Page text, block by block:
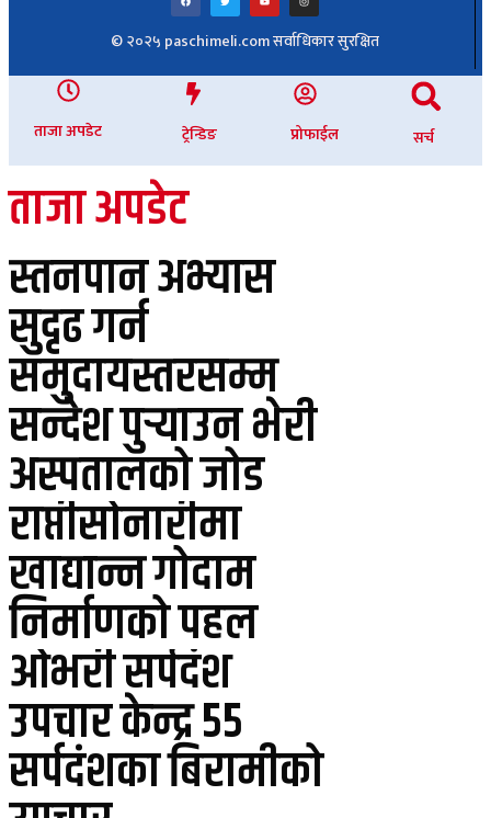
© २०२५ paschimeli.com सर्वाधिकार सुरक्षित
ताजा अपडेट ट्रेन्डिङ प्रोफाईल सर्च
ताजा अपडेट
स्तनपान अभ्यास
सुदृढ गर्न
समुदायस्तरसम्म
सन्देश पुर्‍याउन भेरी
अस्पतालको जोड
राप्तीसोनारीमा
खाद्यान्न गोदाम
निर्माणको पहल
ओभरी सर्पदंश
उपचार केन्द्र ५५
सर्पदंशका बिरामीको